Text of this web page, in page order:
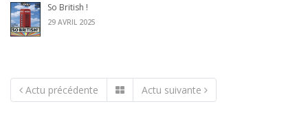
So British !
29 AVRIL 2025
Actu précédente Actu suivante